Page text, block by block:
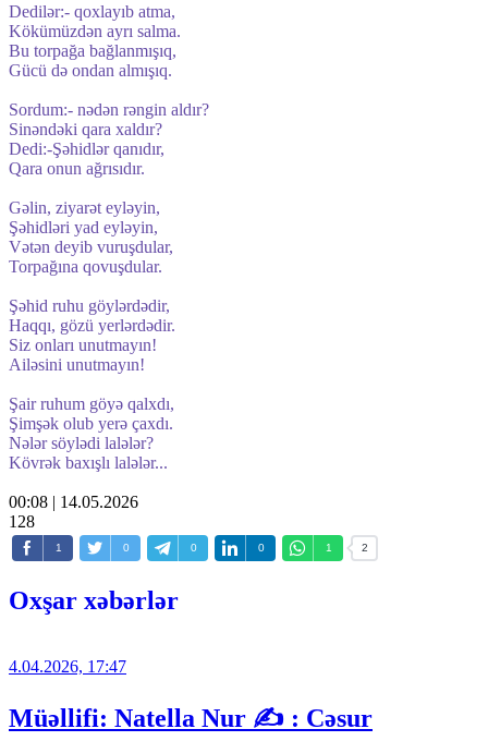
Dedilər:- qoxlayıb atma,
Kökümüzdən ayrı salma.
Bu torpağa bağlanmışıq,
Gücü də ondan almışıq.
Sordum:- nədən rəngin aldır?
Sinəndəki qara xaldır?
Dedi:-Şəhidlər qanıdır,
Qara onun ağrısıdır.
Gəlin, ziyarət eyləyin,
Şəhidləri yad eyləyin,
Vətən deyib vuruşdular,
Torpağına qovuşdular.
Şəhid ruhu göylərdədir,
Haqqı, gözü yerlərdədir.
Siz onları unutmayın!
Ailəsini unutmayın!
Şair ruhum göyə qalxdı,
Şimşək olub yerə çaxdı.
Nələr söylədi lalələr?
Kövrək baxışlı lalələr...
00:08 | 14.05.2026
128
1 0 0 0 1 2
Oxşar xəbərlər
4.04.2026, 17:47
Müəllifi: Natella Nur ✍️ : Cəsur